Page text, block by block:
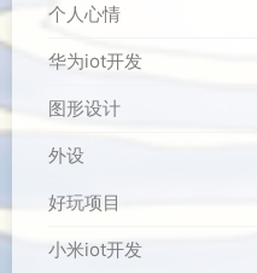
个人心情
华为iot开发
图形设计
外设
好玩项目
小米iot开发